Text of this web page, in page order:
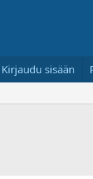
Kirjaudu sisään